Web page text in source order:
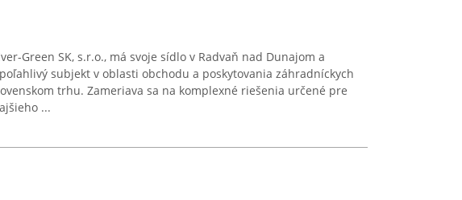
Green SK, s.r.o., má svoje sídlo v Radvaň nad Dunajom a
subjekt v oblasti obchodu a poskytovania záhradníckych
trhu. Zameriava sa na komplexné riešenia určené pre
...